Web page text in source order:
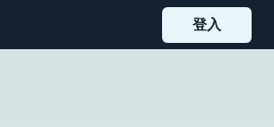
登入